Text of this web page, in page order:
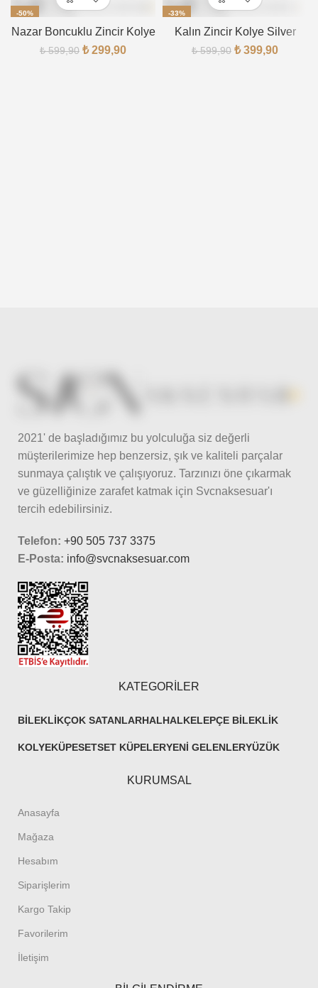
-50%
Nazar Boncuklu Zincir Kolye
₺599,90 ₺299,90
-33%
Kalın Zincir Kolye Silver
₺599,90 ₺399,90
2021' de başladığımız bu yolculuğa siz değerli
müşterilerimize hep benzersiz, şık ve kaliteli parçalar
sunmaya çalıştık ve çalışıyoruz. Tarzınızı öne çıkarmak
ve güzelliğinize zarafet katmak için Svcnaksesuar'ı
tercih edebilirsiniz.
Telefon: +90 505 737 3375
E-Posta: info@svcnaksesuar.com
KATEGORİLER
BILEKLIKÇOK SATANLARHALHALKELEPÇE BILEKLIK
KOLYEKÜPESETSET KÜPELERYENI GELENLERYÜZÜK
KURUMSAL
Anasayfa
Mağaza
Hesabım
Siparişlerim
Kargo Takip
Favorilerim
İletişim